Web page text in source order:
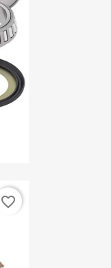
favorite_border